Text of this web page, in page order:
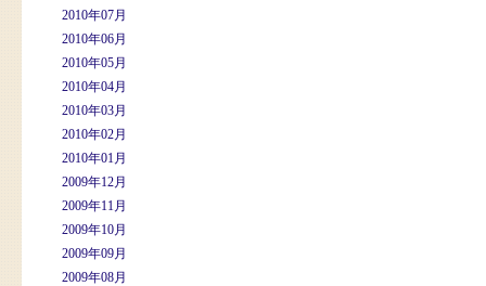
2010年07月
2010年06月
2010年05月
2010年04月
2010年03月
2010年02月
2010年01月
2009年12月
2009年11月
2009年10月
2009年09月
2009年08月